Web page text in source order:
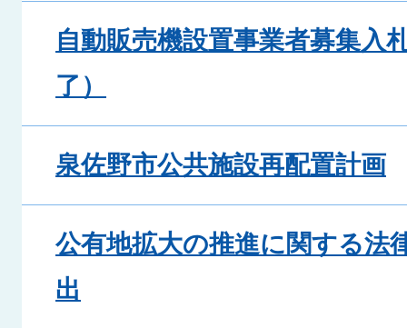
自動販売機設置事業者募集入
了）
泉佐野市公共施設再配置計画
公有地拡大の推進に関する法
出